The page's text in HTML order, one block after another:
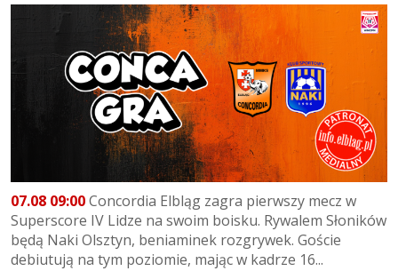
07.08 09:00Concordia Elbląg zagra pierwszy mecz w
Superscore IV Lidze na swoim boisku. Rywalem Słoników
będą Naki Olsztyn, beniaminek rozgrywek. Goście
debiutują na tym poziomie, mając w kadrze 16...